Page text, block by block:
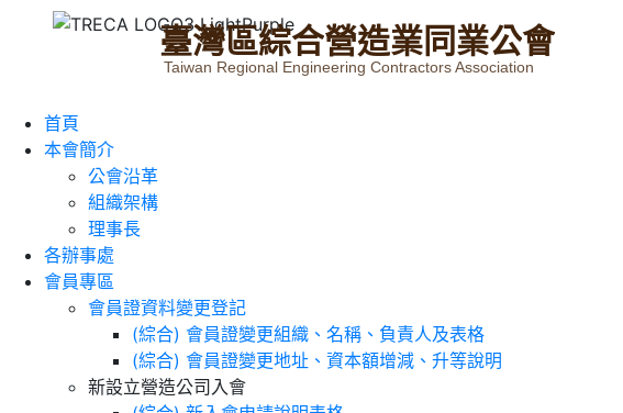
臺灣區綜合營造業同業公會
Taiwan Regional Engineering Contractors Association
首頁
本會簡介
公會沿革
組織架構
理事長
各辦事處
會員專區
會員證資料變更登記
(綜合) 會員證變更組織、名稱、負責人及表格
(綜合) 會員證變更地址、資本額增減、升等說明
新設立營造公司入會